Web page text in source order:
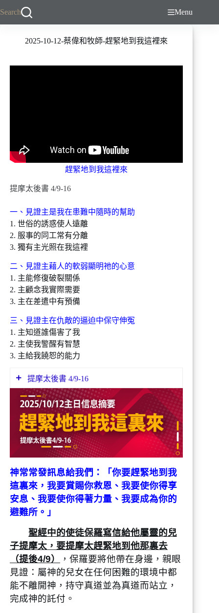
Search Menu
2025-10-12-蔡偉和牧師-趕緊地到我這裡來
趕緊地到我這裡來
提摩太後書 4/9-16
一、見證主是我在患難中隨時的幫助
1. 世俗的誘惑使人遠離
2. 服事的同工常有分離
3. 獨有主光照在我這裡
二、見證主藉人的軟弱顯明祂的心意
1. 主能修復破裂關係
2. 主顧念我實際需要
3. 主在差遣中有預備
三、見證主在仇敵的逼迫中保守伸冤
1. 主知道誰傷害了我
2. 主使我警醒有智慧
3. 主給我饒恕的能力
提摩太後書 4/9-16
9 你要趕緊地到我這裡來。
10 因為底馬貪愛現今的世界，就離棄我往
帖撒羅尼迦去了，革勒士往加拉太去，提多
往撻馬太去，
11 獨有路加在我這裡。你來的時候，要把
馬可帶來，因為他在傳道的事上於我有益處
（註：“傳道”或作“服事我”）。
12 我已經打發推基古往以弗所去。
13 我在特羅亞留於加布的那件外衣，你來
的時候可以帶來，那些書也要帶來，更要緊
14 銅匠亞歷山大多多地害我，主必照他所
行的報應他。
15 你也要防備他，因為他極力敵擋了我們
的話。
16 我初次申訴，沒有人前來幫助，竟都離
棄我；但願這罪不歸與他們。
神常常發訊息給我們：「你要趕緊地到我
這裏來，我要賞賜你救恩、我要使你得享
安息、我要使你得著力量、我要成為你的
避難所。」
聖經中的使徒保羅寫信給他屬靈的兒
子提摩太，要提摩太趕緊地到他那裏去
（提後4/9）
，保羅要將他帶在身邊，親眼
見證：屬神的兒女在任何困難的環境中都
能不離開神，持守真道並為真道而站立，
完成神的託付。